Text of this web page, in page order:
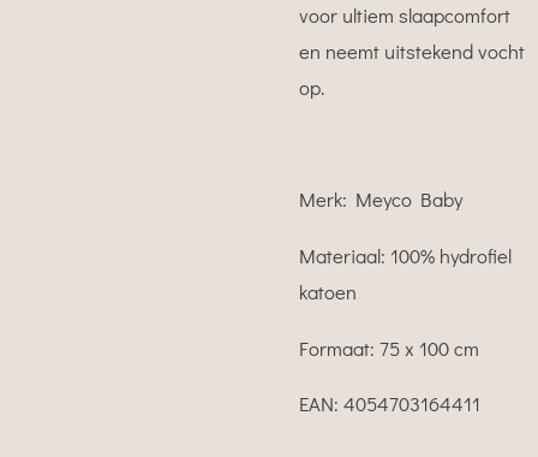
voor ultiem slaapcomfort
en neemt uitstekend vocht
op.
Merk: Meyco Baby
Materiaal: 100% hydrofiel
katoen
Formaat: 75 x 100 cm
EAN: 4054703164411